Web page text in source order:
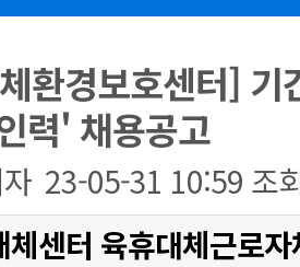
환경보호센터] 기
력' 채용공고
23-05-31 10:59 조
센터 육휴대체근로